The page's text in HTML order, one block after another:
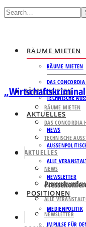
RÄUME MIETEN
RÄUME MIETEN
DAS
TECHNISCHE
AKTUELLES
NEWS
ALLE
NEWSLETTER
POSITIONEN
MEDIENPOLITIK
IMPULSE FÜR
RÄUME MIETEN
RÄUME MIETEN
DAS CONCORDIA
TECHNISCHE
AKTUELLES
NEWS
ALLE
NEWSLETTER